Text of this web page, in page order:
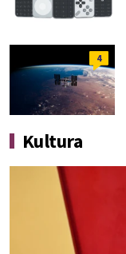
4
Kultura